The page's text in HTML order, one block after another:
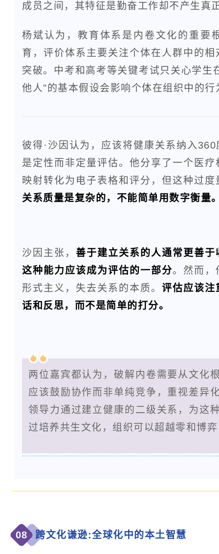
成员之间，其特征是勤奋工作却不产生真
杨斌认为，教育体系是内卷文化的重要
育，评价体系主要关注个体在人群中的
突破。中考和高考等关键考试只关心学生
他人"的基本假设会影响个体在组织中的行
彼得·沙因认为，应该将健康关系纳入
是定性而非定量评估。他分享了一个医
映射转化为电子表格和评分，但这种过
关系质量是复杂的，不能简单用数字衡量
沙因主张， 善于建立关系的人通常更善
这种能力应该成为评估的一部分。然而，
形式主义，失去关系的本质。评估应该注
话和反思，而不是简单的打分。
两位嘉宾都认为，破解内卷需要从文化
应该鼓励协作而非单纯竞争，重视差异
领导力通过建立健康的二级关系，为这
过培养共生文化，组织可以超越零和博
08 跨文化谦逊:全球化中的本土智慧